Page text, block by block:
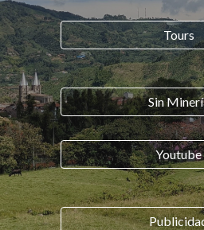
Tours
Sin
Youtube